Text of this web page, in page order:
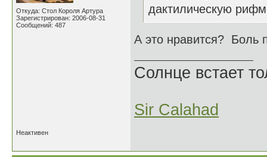
Откуда: Стол Короля Артура
Зарегистрирован: 2006-08-31
Сообщений: 487
дактилическую
А это нравится? Боль
Солнце встает
Sir Calahad
Неактивен